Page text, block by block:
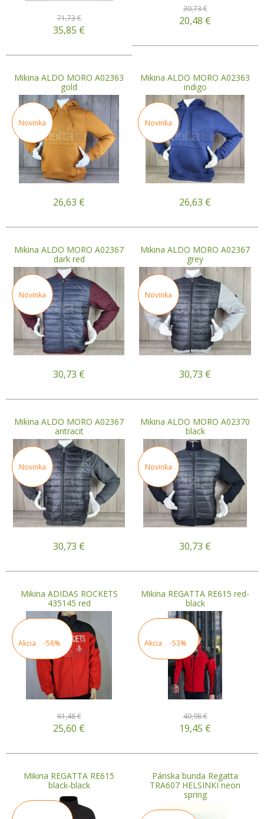
71,73 €
35,85 €
30,73 €
20,48 €
Mikina ALDO MORO A02363
gold
Novinka
26,63 €
Mikina ALDO MORO A02363
indigo
Novinka
26,63 €
Mikina ALDO MORO A02367
dark red
Novinka
30,73 €
Mikina ALDO MORO A02367
grey
Novinka
30,73 €
Mikina ALDO MORO A02367
antracit
Novinka
30,73 €
Mikina ALDO MORO A02370
black
Novinka
30,73 €
Mikina ADIDAS ROCKETS
435145 red
Akcia -58%
61,48 €
25,60 €
Mikina REGATTA RE615 red-
black
Akcia -53%
40,98 €
19,45 €
Mikina REGATTA RE615
black-black
Pánska bunda Regatta
TRA607 HELSINKI neon
spring